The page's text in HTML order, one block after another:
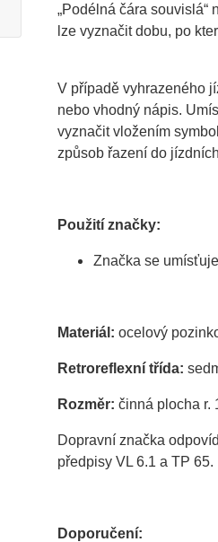
„Podélná čára souvislá“
lze vyznačit dobu, po
V případě vyhrazeného
nebo vhodný nápis.
vyznačit vložením
způsob řazení do
Použití značky:
Značka se
Materiál: ocelový
Retroreflexní třída:
Rozměr: činná plocha r.
Dopravní značka
předpisy VL 6.1 a TP 65.
Doporučení: